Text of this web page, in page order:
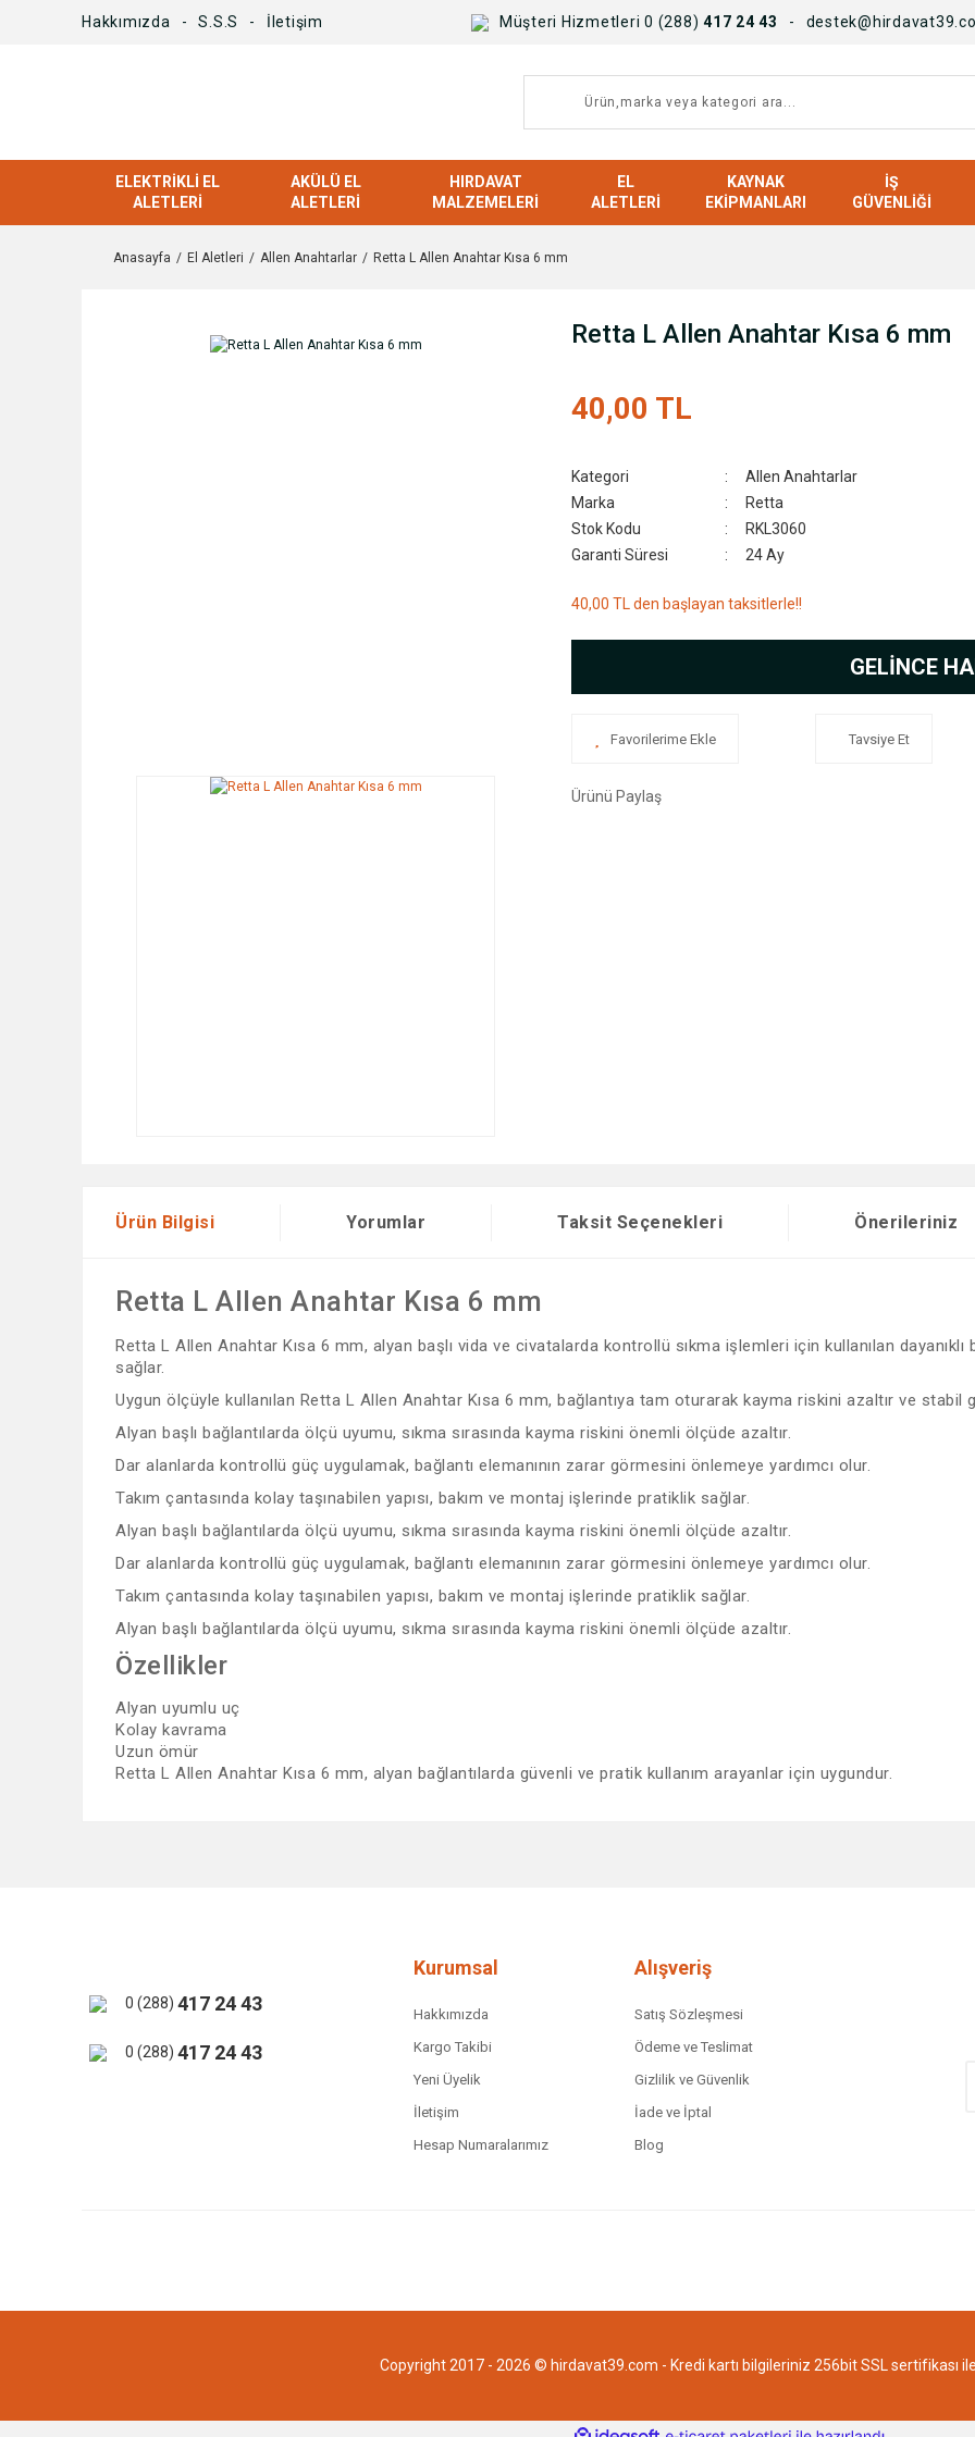
Hakkımızda S.S.S İletişim Müşteri Hizmetleri 0 (288) 417 24 43
ELEKTRIKLI EL
ALETLERI
AKÜLÜ EL
ALETLERI
HIRDAVAT
MALZEMELERI
EL
ALETLERI
KAYNAK
EKIPMANLARI
İŞ
GÜVENLIĞI
Anasayfa El Aletleri Allen Anahtarlar Retta L Allen Anahtar Kısa 6 mm
Retta L Allen Anahtar Kısa 6 mm
40,00 TL
Kategori
Allen Anahtarlar
Marka
Retta
Stok Kodu
RKL3060
Garanti Süresi
24 Ay
40,00 TL den başlayan taksitlerle!!
GELİNCE
Tavsiye Et
Ürünü Paylaş
Ürün Bilgisi Yorumlar Taksit Seçenekleri Önerileriniz
Retta L Allen Anahtar Kısa 6 mm
Retta L Allen Anahtar Kısa 6 mm, alyan başlı vida ve civatalarda kontrollü sıkma işlemleri için kullanılan
sağlar.
Uygun ölçüyle kullanılan Retta L Allen Anahtar Kısa 6 mm, bağlantıya tam oturarak kayma riskini azaltır ve stabil
Alyan başlı bağlantılarda ölçü uyumu, sıkma sırasında kayma riskini önemli ölçüde azaltır.
Dar alanlarda kontrollü güç uygulamak, bağlantı elemanının zarar görmesini önlemeye yardımcı olur.
Takım çantasında kolay taşınabilen yapısı, bakım ve montaj işlerinde pratiklik sağlar.
Alyan başlı bağlantılarda ölçü uyumu, sıkma sırasında kayma riskini önemli ölçüde azaltır.
Dar alanlarda kontrollü güç uygulamak, bağlantı elemanının zarar görmesini önlemeye yardımcı olur.
Takım çantasında kolay taşınabilen yapısı, bakım ve montaj işlerinde pratiklik sağlar.
Alyan başlı bağlantılarda ölçü uyumu, sıkma sırasında kayma riskini önemli ölçüde azaltır.
Özellikler
Alyan uyumlu uç
Kolay kavrama
Uzun ömür
Retta L Allen Anahtar Kısa 6 mm, alyan bağlantılarda güvenli ve pratik kullanım arayanlar için uygundur.
Bu ürüne benzer farklı alternatifler olmalı.
0 (288) 417 24 43
0 (288) 417 24 43
Kurumsal
Hakkımızda
Kargo Takibi
Yeni Üyelik
İletişim
Hesap Numaralarımız
Alışveriş
Satış Sözleşmesi
Ödeme ve Teslimat
Gizlilik ve Güvenlik
İade ve İptal
Blog
Copyright 2017 - 2026 © hirdavat39.com - Kredi kartı bilgileriniz 256bit SSL sertifikası